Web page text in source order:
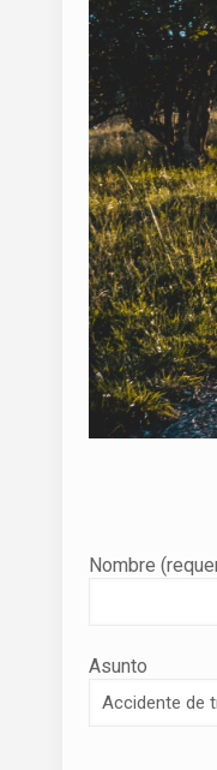
Nombre
Asunto